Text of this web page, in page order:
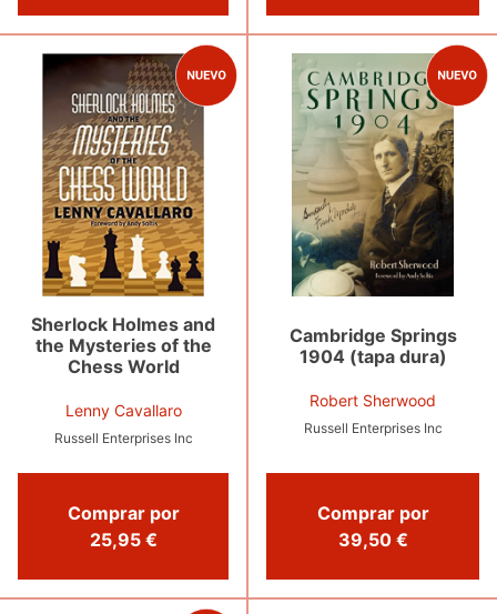
Sherlock Holmes and
the Mysteries of the
Chess World
Lenny Cavallaro
Russell Enterprises Inc
Comprar por
25,95 €
Cambridge Springs
1904 (tapa dura)
Robert Sherwood
Russell Enterprises Inc
Comprar por
39,50 €